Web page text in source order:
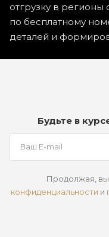
отгрузку в
по бесплатному
деталей и
Будьте в
Продолжая, вы
конфиденциальности и